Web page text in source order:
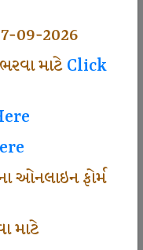
09-2026
માટેClick
ઓનલાઇન ફોર્મ
માટે